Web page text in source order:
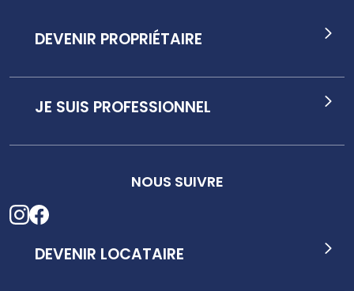
DEVENIR LOCATAIRE
DEVENIR PROPRIÉTAIRE
JE SUIS PROFESSIONNEL
NOUS SUIVRE